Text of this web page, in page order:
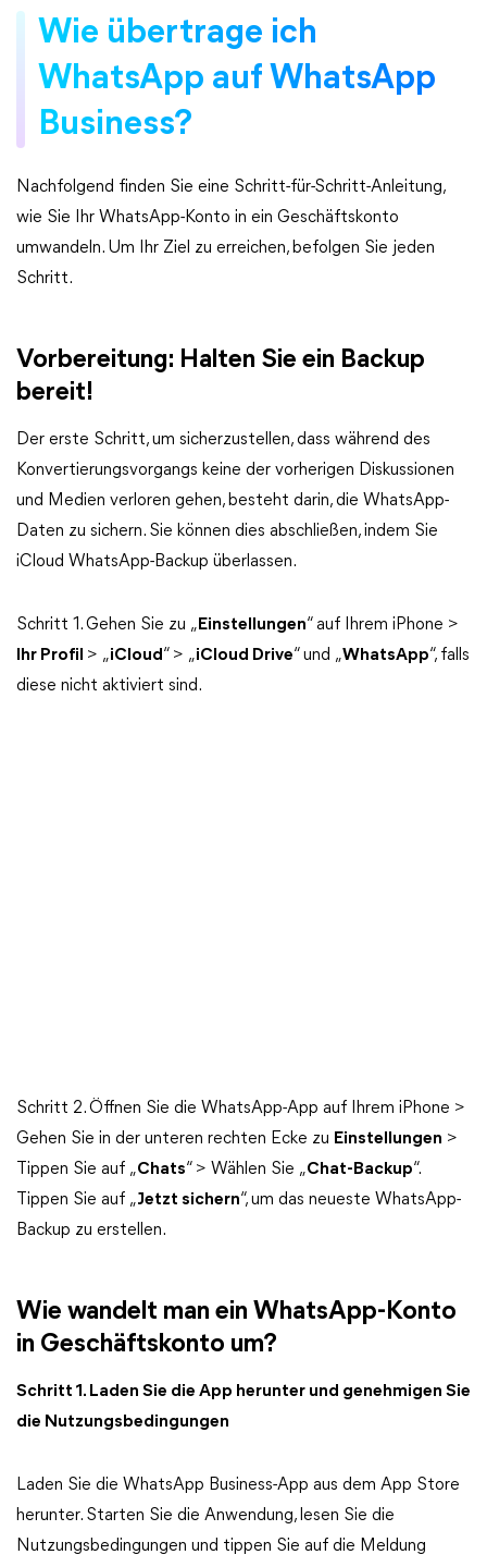
Wie übertrage ich
WhatsApp auf WhatsApp
Business?
Nachfolgend finden Sie eine Schritt-für-Schritt-Anleitung,
wie Sie Ihr WhatsApp-Konto in ein Geschäftskonto
umwandeln. Um Ihr Ziel zu erreichen, befolgen Sie jeden
Schritt.
Vorbereitung: Halten Sie ein Backup
bereit!
Der erste Schritt, um sicherzustellen, dass während des
Konvertierungsvorgangs keine der vorherigen Diskussionen
und Medien verloren gehen, besteht darin, die WhatsApp-
Daten zu sichern. Sie können dies abschließen, indem Sie
iCloud WhatsApp-Backup überlassen.
Schritt 1. Gehen Sie zu „ Einstellungen“ auf Ihrem iPhone >
Ihr Profil > „iCloud“ > „iCloud Drive“ und „WhatsApp“, falls
diese nicht aktiviert sind.
Schritt 2. Öffnen Sie die WhatsApp-App auf Ihrem iPhone >
Gehen Sie in der unteren rechten Ecke zu Einstellungen >
Tippen Sie auf „Chats“ > Wählen Sie „Chat-Backup“.
Tippen Sie auf „Jetzt sichern“, um das neueste WhatsApp-
Backup zu erstellen.
Wie wandelt man ein WhatsApp-Konto
in Geschäftskonto um?
Schritt 1. Laden Sie die App herunter und genehmigen Sie
die Nutzungsbedingungen
Laden Sie die WhatsApp Business-App aus dem App Store
herunter. Starten Sie die Anwendung, lesen Sie die
Nutzungsbedingungen und tippen Sie auf die Meldung